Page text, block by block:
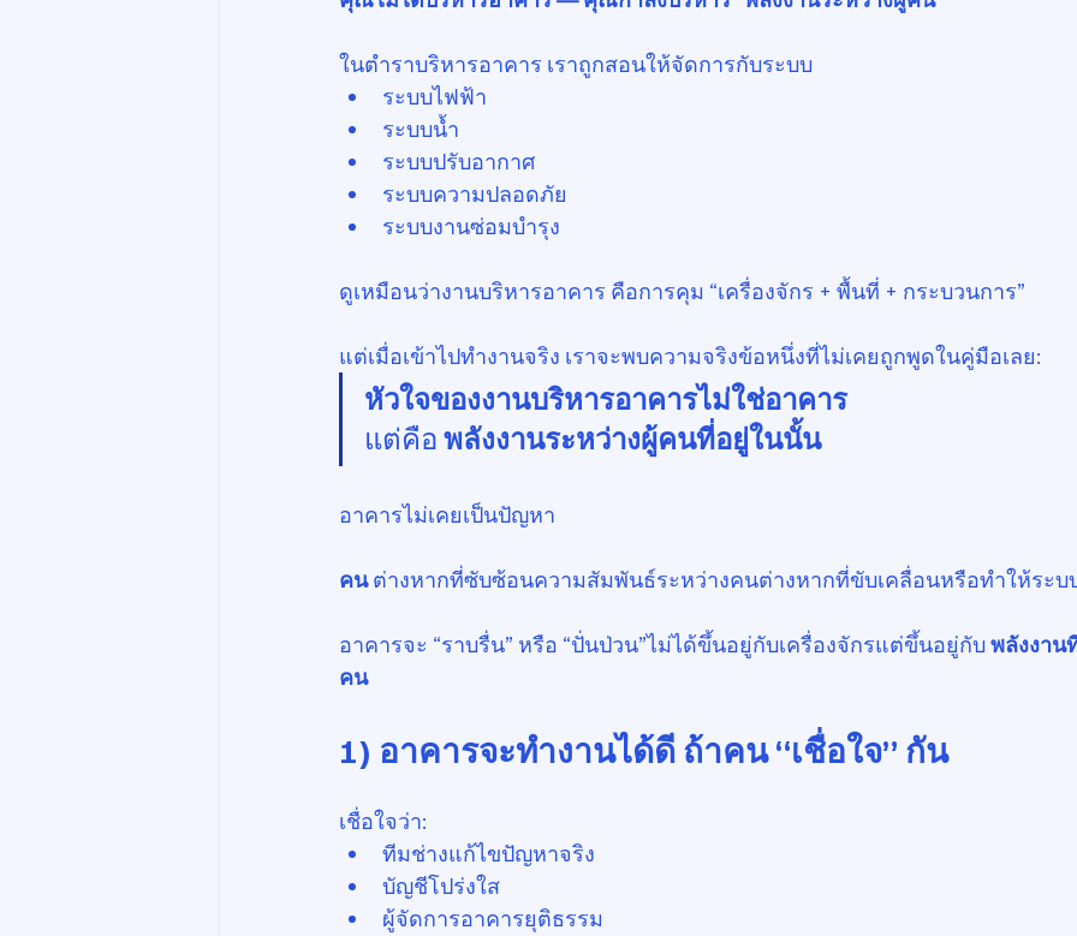
ในตำราบริหารอาคาร เราถูกสอนให้จัดการกับระบบ
ระบบไฟฟ้า
ระบบน้ำ
ระบบปรับอากาศ
ระบบความปลอดภัย
ระบบงานซ่อมบำรุง
ดูเหมือนว่างานบริหารอาคาร คือการคุม “เครื่องจักร + พื้นที่ + กระบวนการ”
แต่เมื่อเข้าไปทำงานจริง เราจะพบความจริงข้อหนึ่งที่ไม่เคยถูกพูดในคู่มือเลย:
หัวใจของงานบริหารอาคารไม่ใช่อาคาร
แต่คือ พลังงานระหว่างผู้คนที่อยู่ในนั้น
อาคารไม่เคยเป็นปัญหา
คน ต่างหากที่ซับซ้อนความสัมพันธ์ระหว่างคนต่างหากที่ขับเคลื่อนหรือทำให้ระบ
อาคารจะ “ราบรื่น” หรือ “ปั่นป่วน”ไม่ได้ขึ้นอยู่กับเครื่องจักรแต่ขึ้นอยู่กับ พลังงาน
คน
1) อาคารจะทำงานได้ดี ถ้าคน “เชื่อใจ” กัน
เชื่อใจว่า:
ทีมช่างแก้ไขปัญหาจริง
บัญชีโปร่งใส
ผู้จัดการอาคารยุติธรรม